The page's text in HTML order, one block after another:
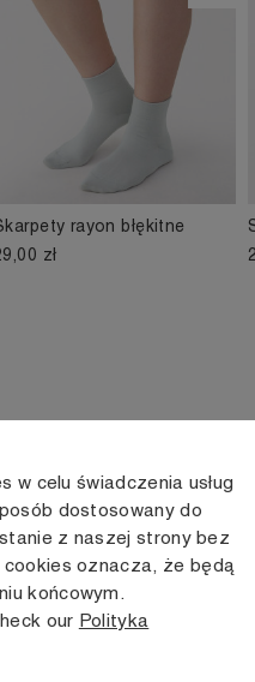
rayon błękitne
zł
konto
INFORMACJE
Dostawa
Regulamin
w celu świadczenia usług
dostosowany do
z naszej strony bez
oznacza, że będą
końcowym.
our Polityka